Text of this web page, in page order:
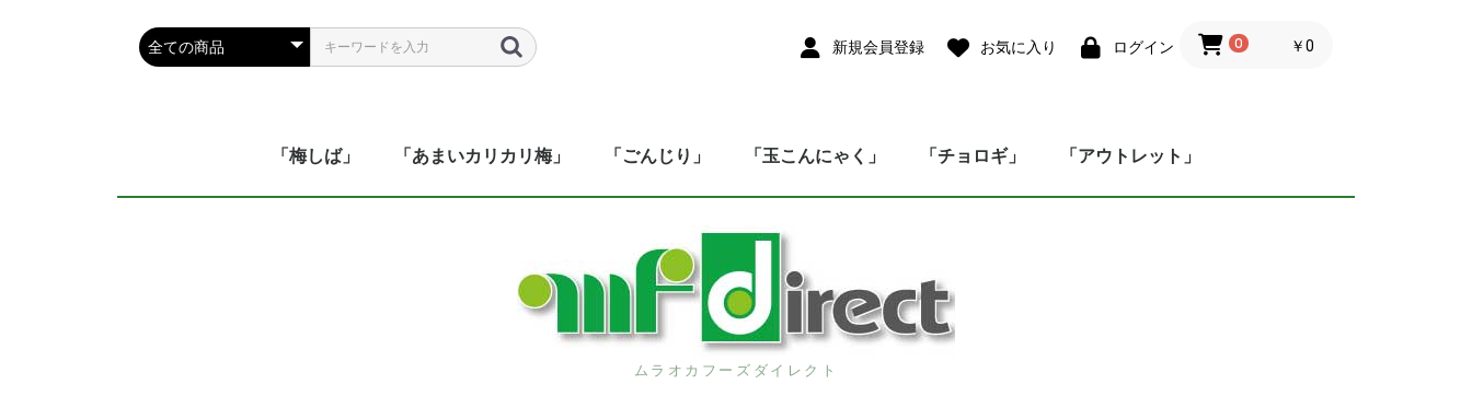
新規会員登録 お気に入り ログイン 0 ￥0
「梅しば」 「あまいカリカリ梅」 「ごんじり」 「玉こんにゃく」 「チョロギ」 「アウトレット」
ムラオカフーズダイレクト